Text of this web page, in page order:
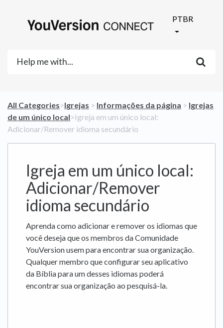
PTBR
All Categories​>​​Igrejas ​ > ​ ​Informações da página ​ > ​ ​Igrejas
de um único local​>​ Igreja em um único local:
Adicionar/Remover idioma secundário
Igreja em um único local:
Adicionar/Remover
idioma secundário
Aprenda como adicionar e remover os idiomas que
você deseja que os membros da Comunidade
YouVersion usem para encontrar sua organização.
Qualquer membro que configurar seu aplicativo
da Bíblia para um desses idiomas poderá
encontrar sua organização ao pesquisá-la.